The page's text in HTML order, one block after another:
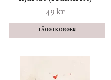
49 kr